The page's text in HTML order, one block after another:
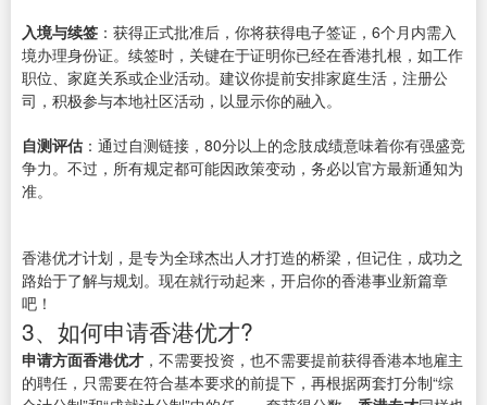
入境与续签 ：获得正式批准后，你将获得电子签证，6个月内需入
境办理身份证。续签时，关键在于证明你已经在香港扎根，如工作
职位、家庭关系或企业活动。建议你提前安排家庭生活，注册公
司，积极参与本地社区活动，以显示你的融入。
自测评估 ：通过自测链接，80分以上的念肢成绩意味着你有强盛竞
争力。不过，所有规定都可能因政策变动，务必以官方最新通知为
准。
香港优才计划，是专为全球杰出人才打造的桥梁，但记住，成功之
路始于了解与规划。现在就行动起来，开启你的香港事业新篇章
吧！
3、如何申请香港优才?
申请方面香港优才 ，不需要投资，也不需要提前获得香港本地雇主
的聘任，只需要在符合基本要求的前提下，再根据两套打分制“综